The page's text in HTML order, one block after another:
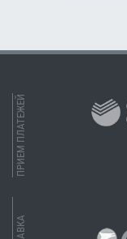
ПРИЕМ ПЛАТЕЖЕЙ